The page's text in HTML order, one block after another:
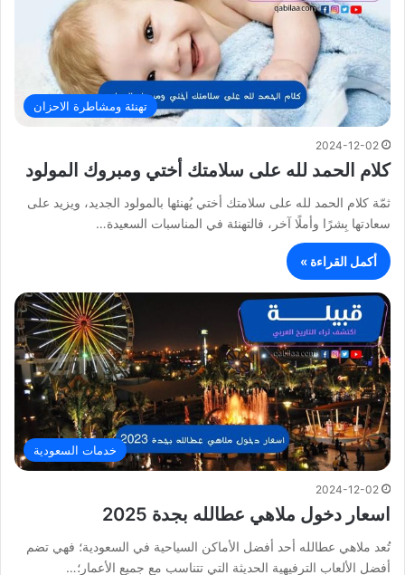
تهنئة ومشاطرة الاحزان
2024-12-02
كلام الحمد لله على سلامتك أختي ومبروك المولود
ثمّة كلام الحمد لله على سلامتك أختي يُهنئها بالمولود الجديد، ويزيد على
سعادتها بِشرًا وأملًا آخر، فالتهنئة في المناسبات السعيدة…
أكمل القراءة »
خدمات السعودية
2024-12-02
اسعار دخول ملاهي عطالله بجدة 2025
تُعد ملاهي عطالله أحد أفضل الأماكن السياحية في السعودية؛ فهي تضم
أفضل الألعاب الترفيهية الحديثة التي تتناسب مع جميع الأعمار؛…